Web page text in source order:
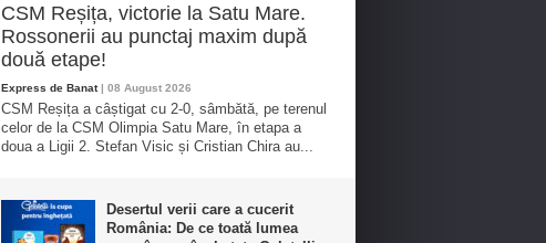
CSM Reșița, victorie la Satu Mare.
Rossonerii au punctaj maxim după
două etape!
Express de Banat| 08 August 2026
CSM Reșița a câștigat cu 2-0, sâmbătă, pe terenul
celor de la CSM Olimpia Satu Mare, în etapa a
doua a Ligii 2. Stefan Visic și Cristian Chira au...
Desertul verii care a cucerit
România: De ce toată lumea